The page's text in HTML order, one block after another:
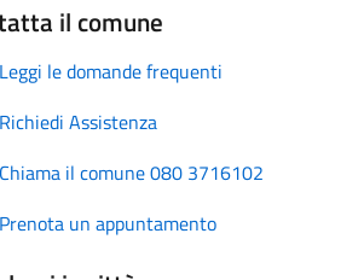
il comune
Leggi le domande frequenti
Richiedi Assistenza
Chiama il comune 080 3716102
Prenota un appuntamento